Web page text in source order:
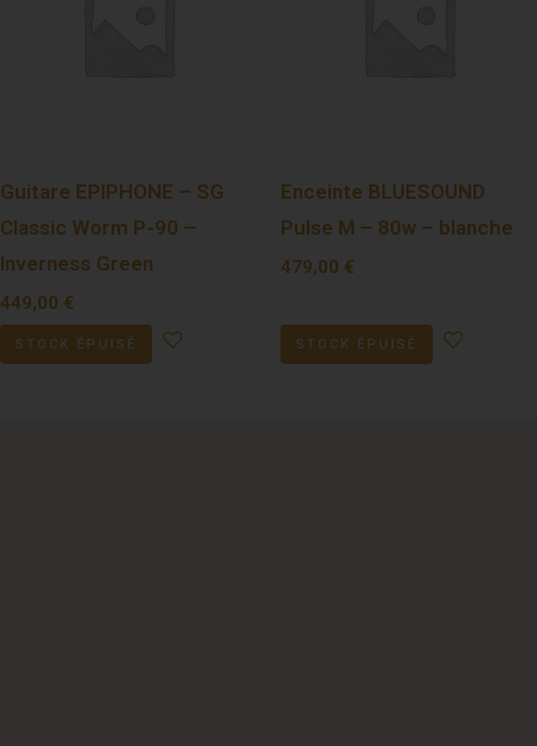
Guitare EPIPHONE – SG
Classic Worm P-90 –
Inverness Green
449,00 €
STOCK ÉPUISÉ
Enceinte BLUESOUND
Pulse M – 80w – blanche
479,00 €
STOCK ÉPUISÉ